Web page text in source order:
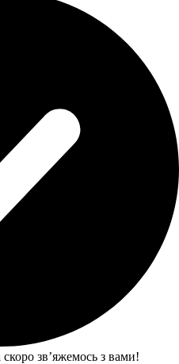
звʼяжемось з вами!